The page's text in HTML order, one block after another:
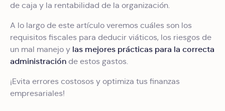
de caja y la rentabilidad de la organización.
A lo largo de este artículo veremos cuáles son los
requisitos fiscales para deducir viáticos, los riesgos de
un mal manejo y las mejores prácticas para la correcta
administración de estos gastos.
¡Evita errores costosos y optimiza tus finanzas
empresariales!